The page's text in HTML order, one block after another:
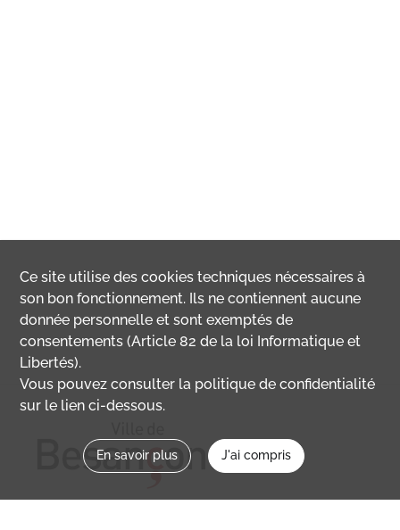
Ce site utilise descookies techniques nécessaires à
son bon fonctionnement. Ils ne contiennent aucune
donnée personnelle et sont exemptés de
consentements (Article 82 de la loi Informatique et
Libertés).
Vous pouvez consulter la politique de confidentialité
sur le lien ci-dessous.
En savoir plus J'ai compris